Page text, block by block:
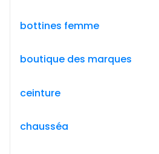
bottines femme
boutique des marques
ceinture
chausséa